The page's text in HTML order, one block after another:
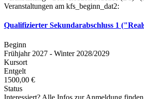
Veranstaltungen am kfs_beginn_dat2:
Qualifizierter Sekundarabschluss 1
Beginn
Frühjahr 2027 - Winter 2028/2029
Kursort
Entgelt
1500,00 €
Status
Interessiert? Alle Infos zur Anmeldung